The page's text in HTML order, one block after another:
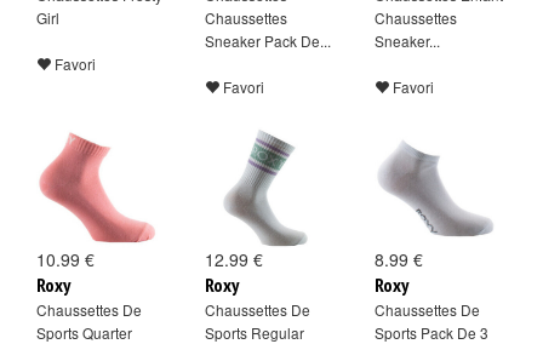
Girl
Favori
Chaussettes
Sneaker Pack De...
Favori
Chaussettes
Sneaker...
Favori
10.99 €
Roxy
Chaussettes De
Sports Quarter
12.99 €
Roxy
Chaussettes De
Sports Regular
8.99 €
Roxy
Chaussettes De
Sports Pack De 3